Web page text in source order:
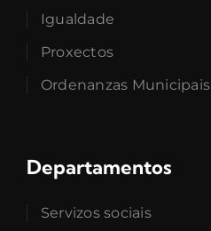
Igualdade
Proxectos
Ordenanzas Municipais
Departamentos
Servizos sociais